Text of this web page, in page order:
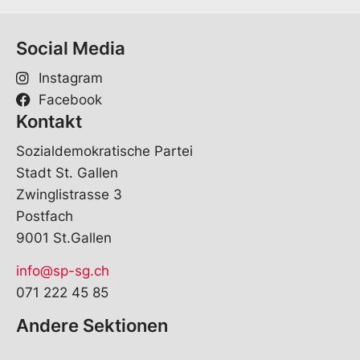
Social Media
Instagram
Facebook
Kontakt
Sozialdemokratische Partei
Stadt St. Gallen
Zwinglistrasse 3
Postfach
9001 St.Gallen
info@sp-sg.ch
071 222 45 85
Andere Sektionen